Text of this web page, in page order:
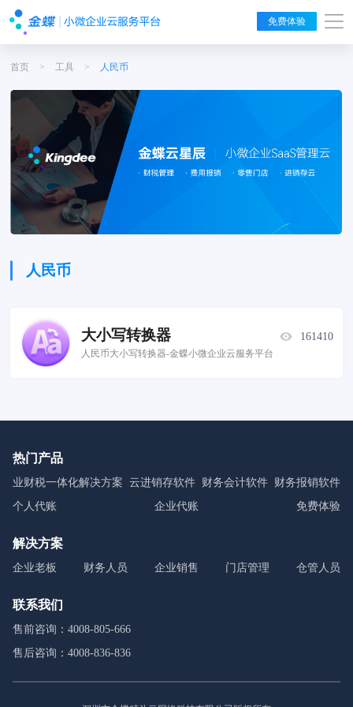
免费体验
首页 > 工具 > 人民币
人民币
大小写转换器 161410
人民币大小写转换器-金蝶小微企业云服务平台
热门产品
业财税一体化解决方案 云进销存软件 财务会计软件 财务报销软件
个人代账
企业代账 免费体验
解决方案
企业老板 财务人员 企业销售 门店管理 仓管人员
联系我们
售前咨询：4008-805-666
售后咨询：4008-836-836